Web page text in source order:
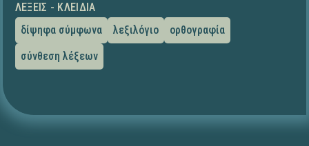
ΛΈΞΕΙΣ - ΚΛΕΙΔΙΆ
δίψηφα σύμφωνα
λεξιλόγιο
ορθογραφία
σύνθεση λέξεων